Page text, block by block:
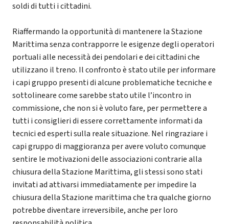
soldi di tutti i cittadini.
Riaffermando la opportunità di mantenere la Stazione
Marittima senza contrapporre le esigenze degli operatori
portuali alle necessità dei pendolari e dei cittadini che
utilizzano il treno. Il confronto è stato utile per informare
i capi gruppo presenti di alcune problematiche tecniche e
sottolineare come sarebbe stato utile l’incontro in
commissione, che non si è voluto fare, per permettere a
tutti i consiglieri di essere correttamente informati da
tecnici ed esperti sulla reale situazione. Nel ringraziare i
capi gruppo di maggioranza per avere voluto comunque
sentire le motivazioni delle associazioni contrarie alla
chiusura della Stazione Marittima, gli stessi sono stati
invitati ad attivarsi immediatamente per impedire la
chiusura della Stazione marittima che tra qualche giorno
potrebbe diventare irreversibile, anche per loro